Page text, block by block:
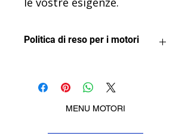
Politica di reso per i motori
tuo acquisto.
I motori possono essere restituiti
per un rimborso a condizione che
alcun modo. Una volta installato o
MENU MOTORI